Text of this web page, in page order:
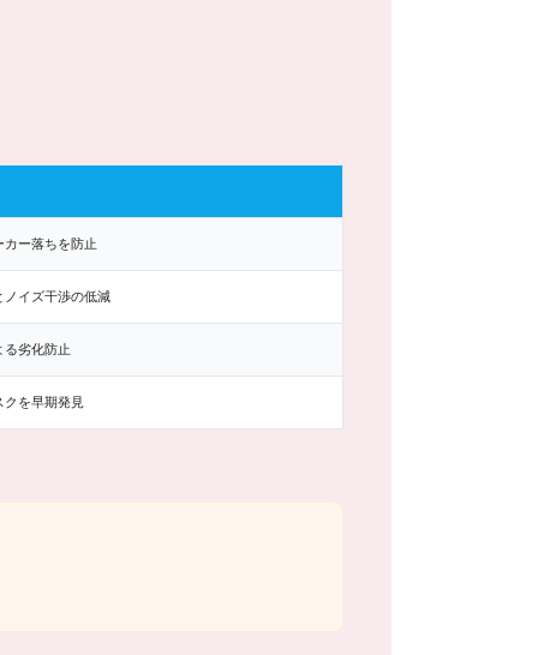
ー落ちを防止
ノイズ干渉の低減
る劣化防止
クを早期発見